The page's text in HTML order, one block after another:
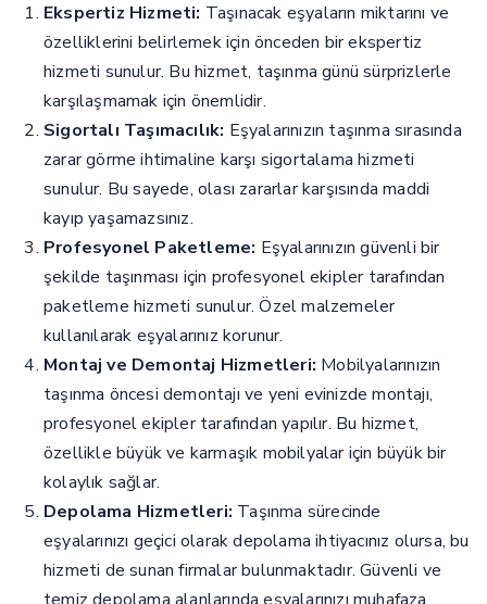
Ekspertiz Hizmeti: Taşınacak eşyaların miktarını ve
özelliklerini belirlemek için önceden bir ekspertiz
hizmeti sunulur. Bu hizmet, taşınma günü sürprizlerle
karşılaşmamak için önemlidir.
Sigortalı Taşımacılık: Eşyalarınızın taşınma sırasında
zarar görme ihtimaline karşı sigortalama hizmeti
sunulur. Bu sayede, olası zararlar karşısında maddi
kayıp yaşamazsınız.
Profesyonel Paketleme: Eşyalarınızın güvenli bir
şekilde taşınması için profesyonel ekipler tarafından
paketleme hizmeti sunulur. Özel malzemeler
kullanılarak eşyalarınız korunur.
Montaj ve Demontaj Hizmetleri: Mobilyalarınızın
taşınma öncesi demontajı ve yeni evinizde montajı,
profesyonel ekipler tarafından yapılır. Bu hizmet,
özellikle büyük ve karmaşık mobilyalar için büyük bir
kolaylık sağlar.
Depolama Hizmetleri: Taşınma sürecinde
eşyalarınızı geçici olarak depolama ihtiyacınız olursa, bu
hizmeti de sunan firmalar bulunmaktadır. Güvenli ve